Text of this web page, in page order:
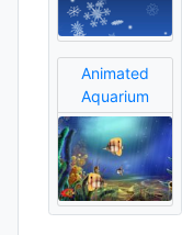
Animated
Aquarium